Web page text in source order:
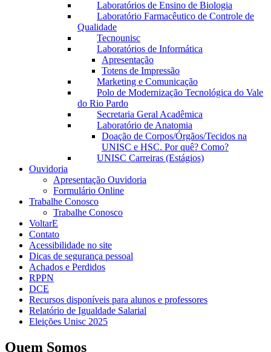
Laboratórios de Ensino de Biologia
Laboratório Farmacêutico de Controle de
Qualidade
Tecnounisc
Laboratórios de Informática
Apresentação
Totens de Impressão
Marketing e Comunicação
Polo de Modernização Tecnológica do Vale
do Rio Pardo
Secretaria Geral Acadêmica
Laboratório de Anatomia
Doação de Corpos/Órgãos/Tecidos na
UNISC e HSC. Por quê? Como?
UNISC Carreiras (Estágios)
Ouvidoria
Apresentação Ouvidoria
Formulário Online
Trabalhe Conosco
Trabalhe Conosco
VoltarE
Contato
Acessibilidade no site
Dicas de segurança pessoal
Achados e Perdidos
RPPN
DCE
Recursos disponíveis para alunos e professores
Relatório de Igualdade Salarial
Eleições Unisc 2025
Quem Somos